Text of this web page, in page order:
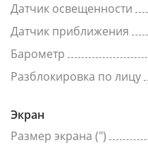
Датчик освещенности
Датчик приближения
Барометр
Разблокировка по лицу
Экран
Размер экрана (")